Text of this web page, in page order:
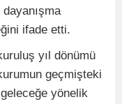
ifade etti.
yıl dönümü
geçmişteki
yönelik